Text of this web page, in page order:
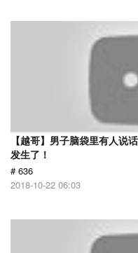
【越哥】男子脑袋里有人说
发生了！
# 636
2018-10-22 06:03